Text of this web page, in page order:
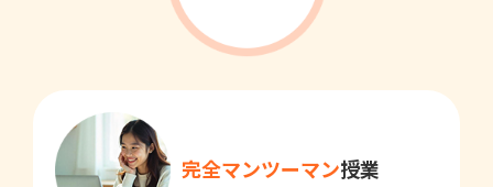
完全マンツーマン授業